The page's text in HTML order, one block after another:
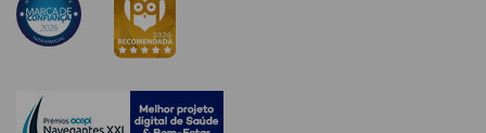
Cosmética
Rosto